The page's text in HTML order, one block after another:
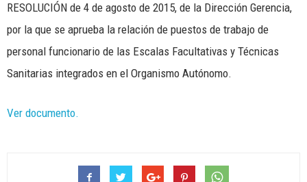
RESOLUCIÓN de 4 de agosto de 2015, de la Dirección Gerencia,
por la que se aprueba la relación de puestos de trabajo de
personal funcionario de las Escalas Facultativas y Técnicas
Sanitarias integrados en el Organismo Autónomo.
Ver documento.